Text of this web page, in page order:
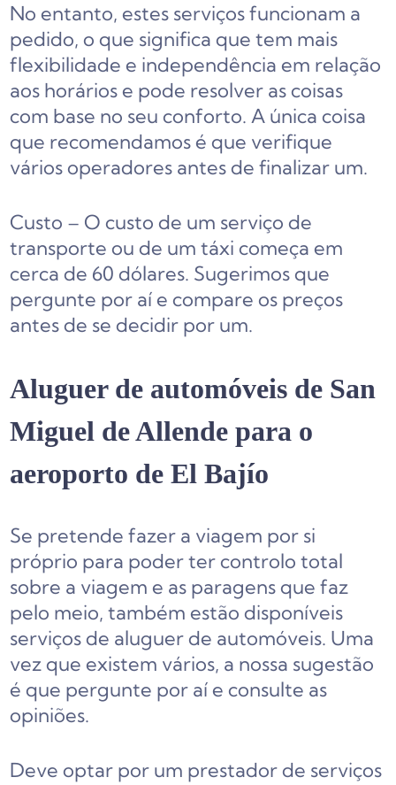
No entanto, estes serviços funcionam a
pedido, o que significa que tem mais
flexibilidade e independência em relação
aos horários e pode resolver as coisas
com base no seu conforto. A única coisa
que recomendamos é que verifique
vários operadores antes de finalizar um.
Custo – O custo de um serviço de
transporte ou de um táxi começa em
cerca de 60 dólares. Sugerimos que
pergunte por aí e compare os preços
antes de se decidir por um.
Aluguer de automóveis de San
Miguel de Allende para o
aeroporto de El Bajío
Se pretende fazer a viagem por si
próprio para poder ter controlo total
sobre a viagem e as paragens que faz
pelo meio, também estão disponíveis
serviços de aluguer de automóveis. Uma
vez que existem vários, a nossa sugestão
é que pergunte por aí e consulte as
opiniões.
Deve optar por um prestador de serviços